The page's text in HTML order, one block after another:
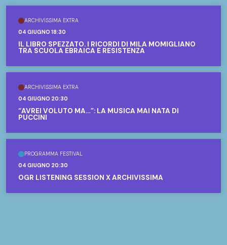
ARCHIVISSIMA EXTRA
04 GIUGNO 18:30
IL LIBRO SPEZZATO. I RICORDI DI MILA MOMIGLIANO
TRA SCUOLA EBRAICA E RESISTENZA
ARCHIVISSIMA EXTRA
04 GIUGNO 20:30
“AVREI VOLUTO MA…”: LA MUSICA MAI NATA DI
PUCCINI
PROGRAMMA FESTIVAL
04 GIUGNO 20:30
OGR LISTENING SESSION X ARCHIVISSIMA